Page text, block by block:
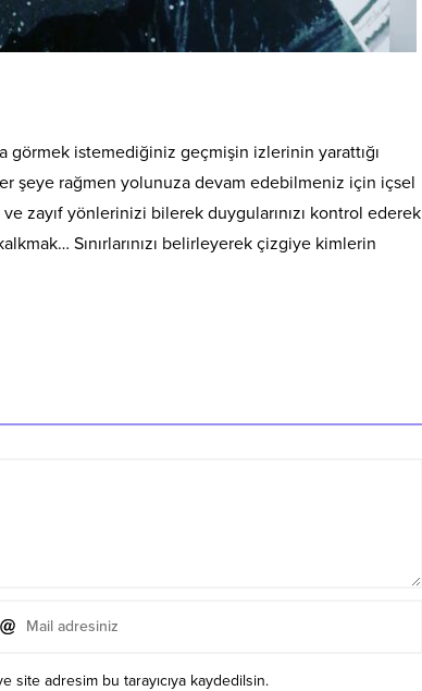
istemediğiniz geçmişin izlerinin yarattığı
şeye rağmen yolunuza devam edebilmeniz için içsel
zayıf yönlerinizi bilerek duygularınızı kontrol ederek
Sınırlarınızı belirleyerek çizgiye kimlerin
site adresim bu tarayıcıya kaydedilsin.